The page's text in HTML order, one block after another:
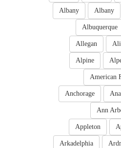
Albany
Albany
Albuquerque
Allegan
Alpine
American
Anchorage
Ann
Appleton
Arkadelphia